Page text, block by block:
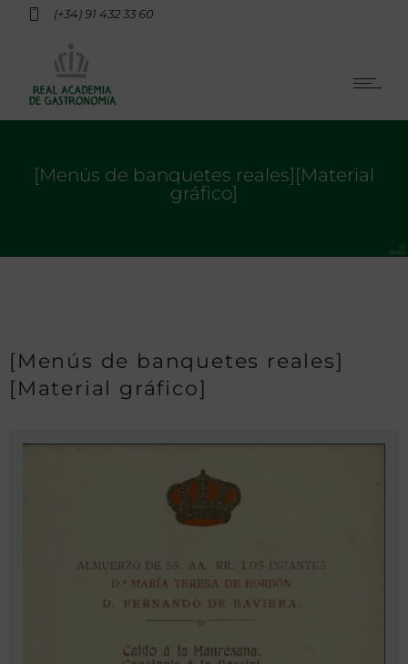
(+34) 91 432 33 60
[Menús de banquetes reales][Material
gráfico]
[Menús de banquetes reales]
[Material gráfico]